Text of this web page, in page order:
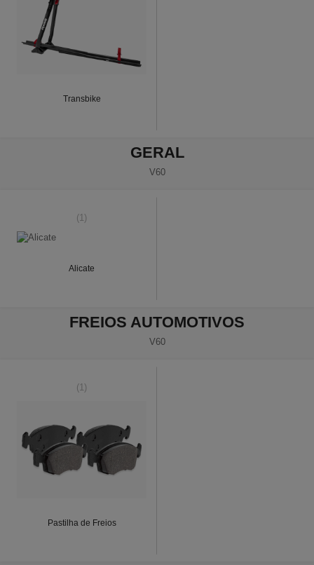
Transbike
GERAL
V60
(1)
Alicate
FREIOS AUTOMOTIVOS
V60
(1)
Pastilha de Freios